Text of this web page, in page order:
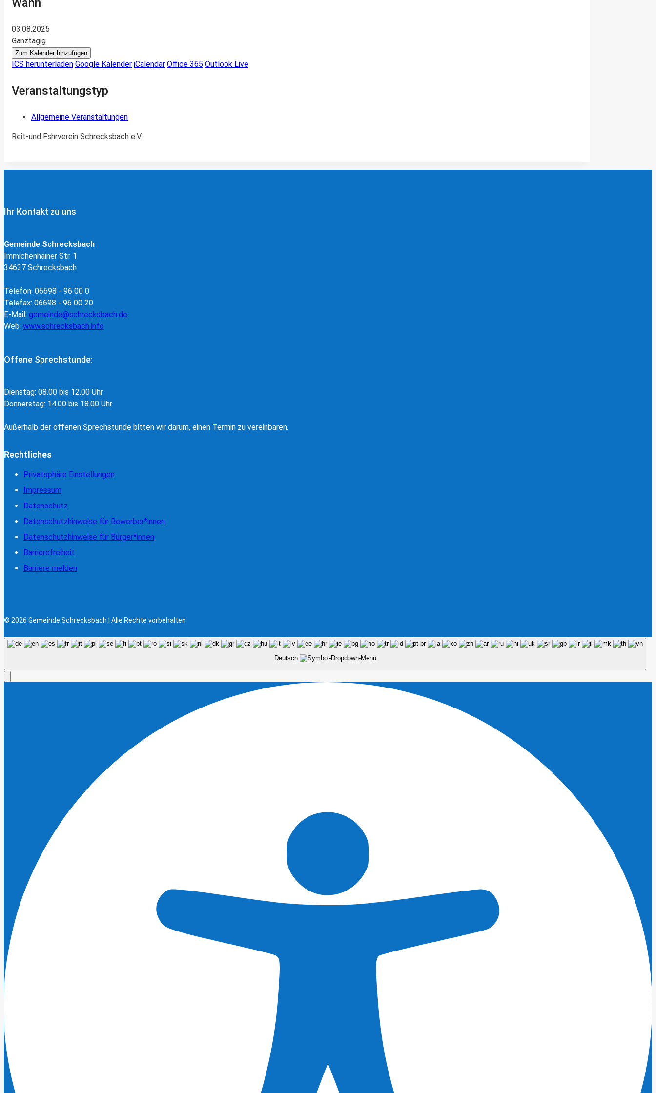
Wann
03.08.2025
Ganztägig
Zum Kalender hinzufügen
ICS herunterladen Google Kalender iCalendar Office 365 Outlook Live
Veranstaltungstyp
Allgemeine Veranstaltungen
Reit-und Fshrverein Schrecksbach e.V.
Ihr Kontakt zu uns
Gemeinde Schrecksbach
Immichenhainer Str. 1
34637 Schrecksbach
Telefon: 06698 - 96 00 0
Telefax: 06698 - 96 00 20
E-Mail: gemeinde@schrecksbach.de
Web: www.schrecksbach.info
Offene Sprechstunde:
Dienstag: 08.00 bis 12.00 Uhr
Donnerstag: 14.00 bis 18.00 Uhr
Außerhalb der offenen Sprechstunde bitten wir darum, einen Termin zu vereinbaren.
Rechtliches
Privatsphäre Einstellungen
Impressum
Datenschutz
Datenschutzhinweise für Bewerber*innen
Datenschutzhinweise für Bürger*innen
Barrierefreiheit
Barriere melden
© 2026 Gemeinde Schrecksbach | Alle Rechte vorbehalten
Deutsch